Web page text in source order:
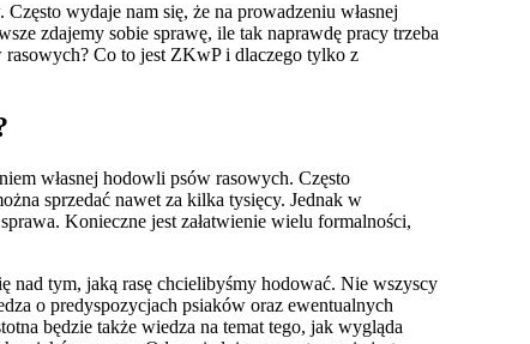
wydaje nam się, że na prowadzeniu własnej
zdajemy sobie sprawę, ile tak naprawdę pracy trzeba
Co to jest ZKwP i dlaczego tylko z
własnej hodowli psów rasowych. Często
sprzedać nawet za kilka tysięcy. Jednak w
Konieczne jest załatwienie wielu formalności,
nad tym, jaką rasę chcielibyśmy hodować. Nie wszyscy
o predyspozycjach psiaków oraz ewentualnych
będzie także wiedza na temat tego, jak wygląda